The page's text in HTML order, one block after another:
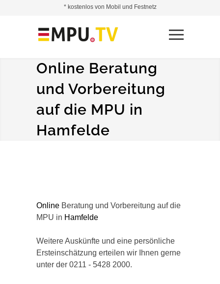
Online Beratung
und Vorbereitung
auf die MPU in
Hamfelde
Online Beratung und Vorbereitung auf die
MPU in Hamfelde
Weitere Auskünfte und eine persönliche
Ersteinschätzung erteilen wir Ihnen gerne
unter der 0211 - 5428 2000.
* kostenlos von Mobil und Festnetz